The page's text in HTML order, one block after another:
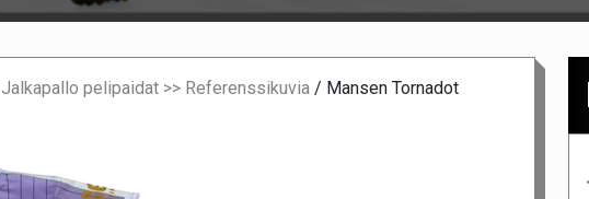
Jalkapallo pelipaidat >> Referenssikuvia / Mansen Tornadot